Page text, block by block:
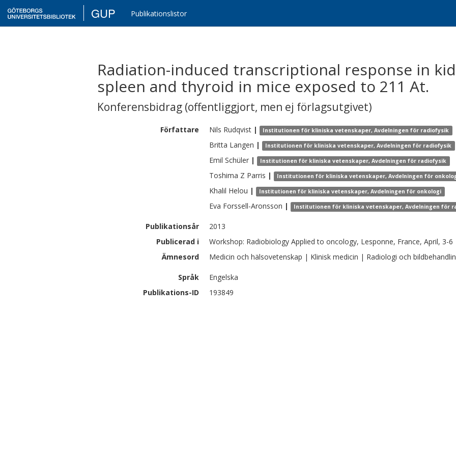
GUP Publikationslistor
Radiation-induced transcriptional response in
spleen and thyroid in mice exposed to 211 At.
Konferensbidrag (offentliggjort, men ej förlagsutgivet)
Författare Nils Rudqvist | Institutionen för kliniska vetenskaper, Avdelningen för radiofysik
Britta Langen | Institutionen för kliniska vetenskaper, Avdelningen för radiofysik
Emil Schüler | Institutionen för kliniska vetenskaper, Avdelningen för radiofysik
Toshima Z Parris | Institutionen för kliniska vetenskaper, Avdelningen för
Khalil Helou | Institutionen för kliniska vetenskaper, Avdelningen för onkologi
Eva Forssell-Aronsson | Institutionen för kliniska vetenskaper, Avdelningen för
Publikationsår
2013
Publicerad i
Workshop: Radiobiology Applied to oncology, Lesponne, France, April, 3-6
Ämnesord
Medicin och hälsovetenskap | Klinisk medicin | Radiologi och
Språk
Engelska
Publikations-ID
193849